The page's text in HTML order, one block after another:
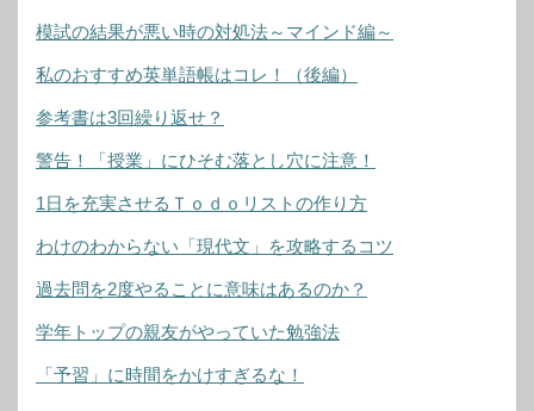
模試の結果が悪い時の対処法～マインド編～
私のおすすめ英単語帳はコレ！（後編）
参考書は3回繰り返せ？
警告！「授業」にひそむ落とし穴に注意！
1日を充実させるＴｏｄｏリストの作り方
わけのわからない「現代文」を攻略するコツ
過去問を2度やることに意味はあるのか？
学年トップの親友がやっていた勉強法
「予習」に時間をかけすぎるな！